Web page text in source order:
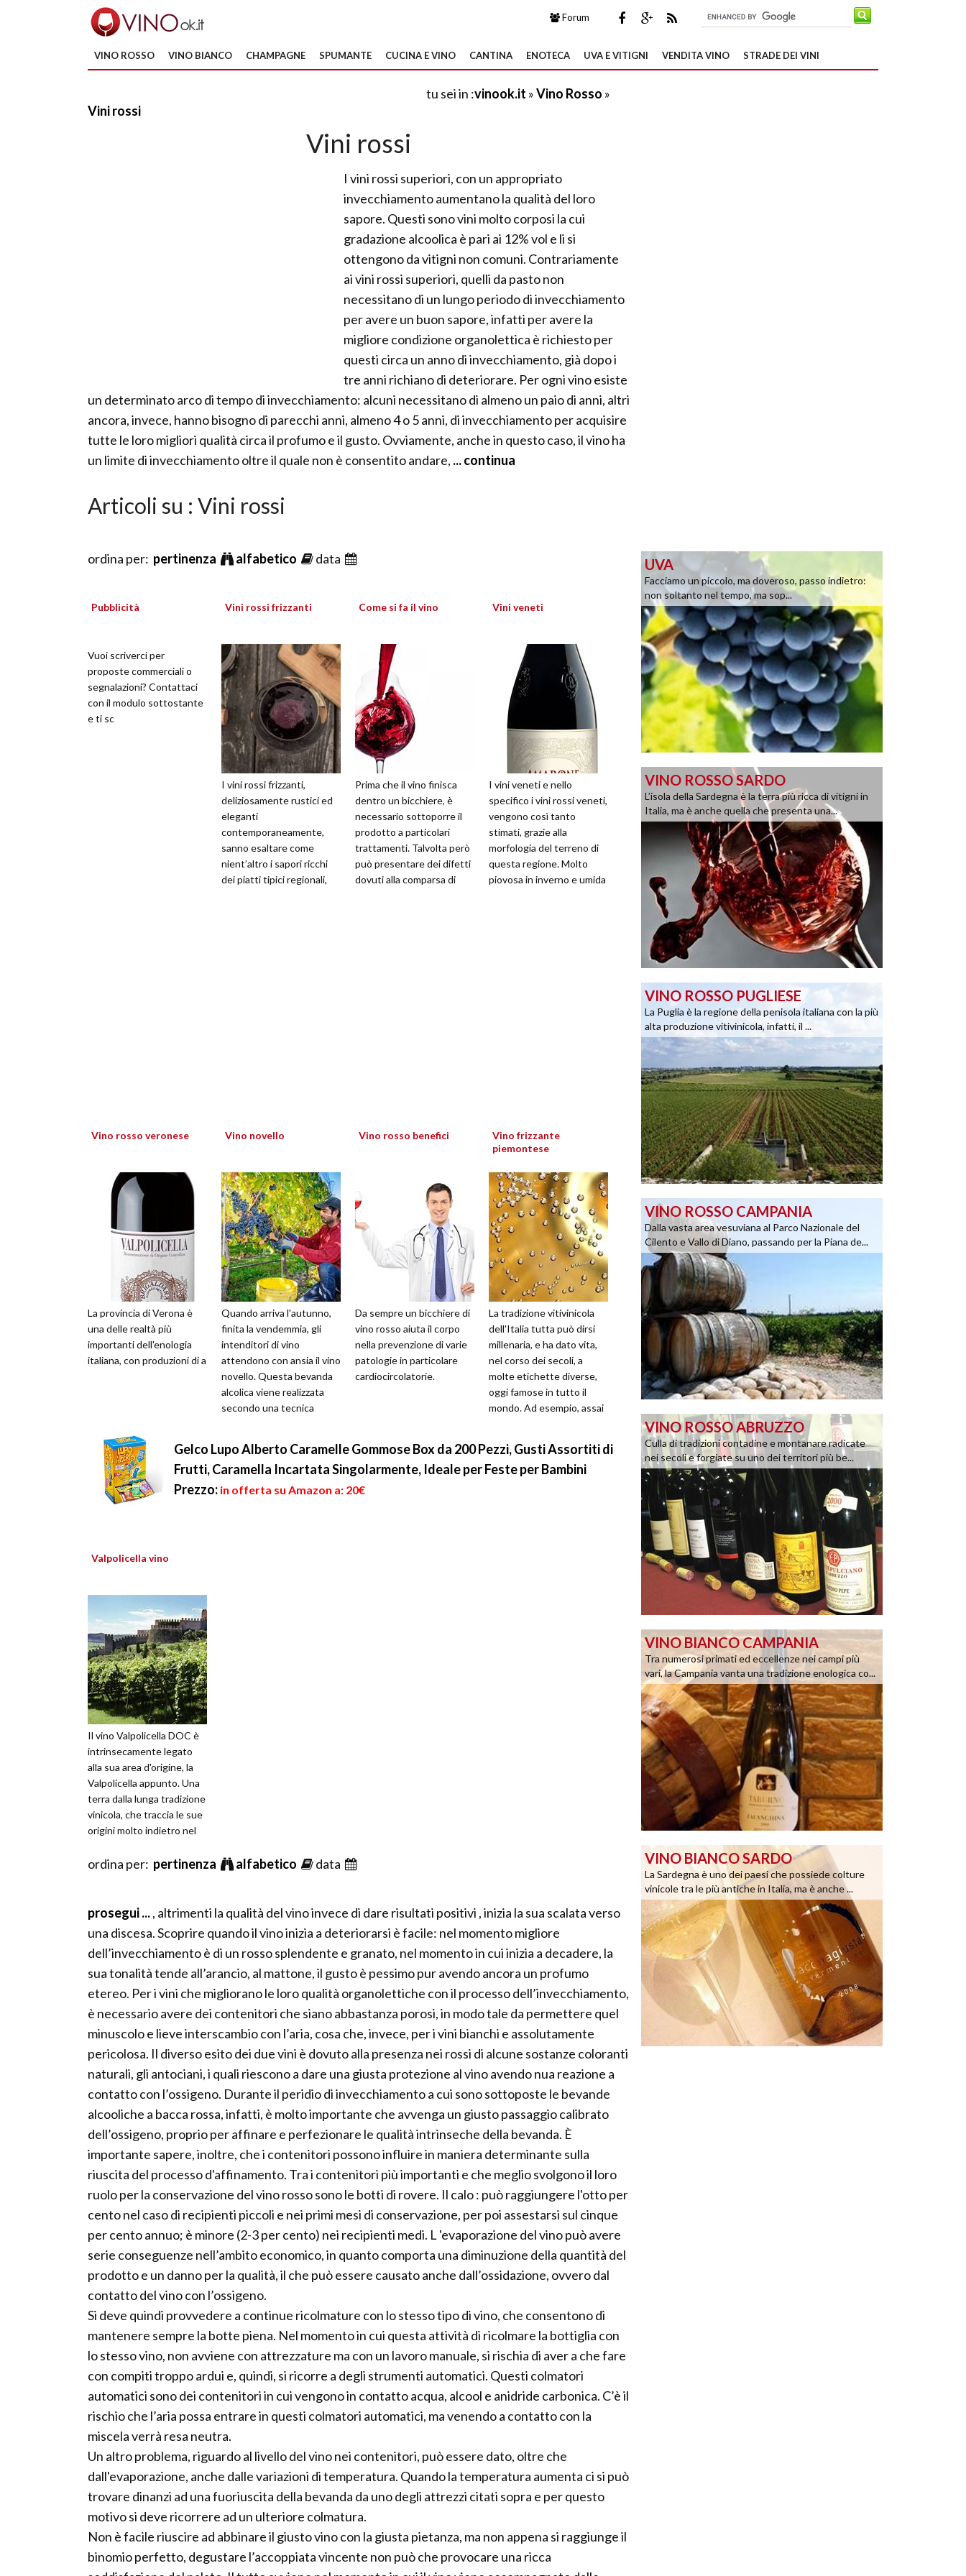
Forum
VINO ROSSO VINO BIANCO CHAMPAGNE SPUMANTE CUCINA E VINO CANTINA ENOTECA UVA E VITIGNI VENDITA VINO STRADE DEI VINI
tu sei in :vinook.it »Vino Rosso »
Vini rossi
Vini rossi
I vini rossi superiori, con un appropriato
invecchiamento aumentano la qualità del loro
sapore. Questi sono vini molto corposi la cui
gradazione alcoolica è pari ai 12% vol e li si
ottengono da vitigni non comuni. Contrariamente
ai vini rossi superiori, quelli da pasto non
necessitano di un lungo periodo di invecchiamento
per avere un buon sapore, infatti per avere la
migliore condizione organolettica è richiesto per
questi circa un anno di invecchiamento, già dopo i
tre anni richiano di deteriorare. Per ogni vino esiste
un determinato arco di tempo di invecchiamento: alcuni necessitano di almeno un paio di anni, altri
ancora, invece, hanno bisogno di parecchi anni, almeno 4 o 5 anni, di invecchiamento per acquisire
tutte le loro migliori qualità circa il profumo e il gusto. Ovviamente, anche in questo caso, il vino ha
un limite di invecchiamento oltre il quale non è consentito andare, ... continua
Articoli su : Vini rossi
ordina per: pertinenza alfabetico data
Pubblicità
Vuoi scriverci per
proposte commerciali o
segnalazioni? Contattaci
con il modulo sottostante
e ti sc
Vini rossi frizzanti
I vini rossi frizzanti,
deliziosamente rustici ed
eleganti
contemporaneamente,
sanno esaltare come
nient’altro i sapori ricchi
dei piatti tipici regionali,
Come si fa il vino
Prima che il vino finisca
dentro un bicchiere, è
necessario sottoporre il
prodotto a particolari
trattamenti. Talvolta però
può presentare dei difetti
dovuti alla comparsa di
Vini veneti
I vini veneti e nello
specifico i vini rossi veneti,
vengono così tanto
stimati, grazie alla
morfologia del terreno di
questa regione. Molto
piovosa in inverno e umida
Vino rosso veronese
La provincia di Verona è
una delle realtà più
importanti dell'enologia
italiana, con produzioni di a
Vino novello
Quando arriva l'autunno,
finita la vendemmia, gli
intenditori di vino
attendono con ansia il vino
novello. Questa bevanda
alcolica viene realizzata
secondo una tecnica
Vino rosso benefici
Da sempre un bicchiere di
vino rosso aiuta il corpo
nella prevenzione di varie
patologie in particolare
cardiocircolatorie.
Vino frizzante
piemontese
La tradizione vitivinicola
dell'Italia tutta può dirsi
millenaria, e ha dato vita,
nel corso dei secoli, a
molte etichette diverse,
oggi famose in tutto il
mondo. Ad esempio, assai
Gelco Lupo Alberto Caramelle Gommose Box da 200 Pezzi, Gusti Assortiti di
Frutti, Caramella Incartata Singolarmente, Ideale per Feste per Bambini
Prezzo: in offerta su Amazon a: 20€
Valpolicella vino
Il vino Valpolicella DOC è
intrinsecamente legato
alla sua area d'origine, la
Valpolicella appunto. Una
terra dalla lunga tradizione
vinicola, che traccia le sue
origini molto indietro nel
ordina per: pertinenza alfabetico data
prosegui ..., altrimenti la qualità del vino invece di dare risultati positivi , inizia la sua scalata verso
una discesa. Scoprire quando il vino inizia a deteriorarsi è facile: nel momento migliore
dell’invecchiamento è di un rosso splendente e granato, nel momento in cui inizia a decadere, la
sua tonalità tende all’arancio, al mattone, il gusto è pessimo pur avendo ancora un profumo
etereo. Per i vini che migliorano le loro qualità organolettiche con il processo dell’invecchiamento,
è necessario avere dei contenitori che siano abbastanza porosi, in modo tale da permettere quel
minuscolo e lieve interscambio con l’aria, cosa che, invece, per i vini bianchi e assolutamente
pericolosa. Il diverso esito dei due vini è dovuto alla presenza nei rossi di alcune sostanze coloranti
naturali, gli antociani, i quali riescono a dare una giusta protezione al vino avendo nua reazione a
contatto con l’ossigeno. Durante il peridio di invecchiamento a cui sono sottoposte le bevande
alcooliche a bacca rossa, infatti, è molto importante che avvenga un giusto passaggio calibrato
dell’ossigeno, proprio per affinare e perfezionare le qualità intrinseche della bevanda. È
importante sapere, inoltre, che i contenitori possono influire in maniera determinante sulla
riuscita del processo d'affinamento. Tra i contenitori più importanti e che meglio svolgono il loro
ruolo per la conservazione del vino rosso sono le botti di rovere. Il calo : può raggiungere l'otto per
cento nel caso di recipienti piccoli e nei primi mesi di conservazione, per poi assestarsi sul cinque
per cento annuo; è minore (2-3 per cento) nei recipienti medi. L 'evaporazione del vino può avere
serie conseguenze nell’ambito economico, in quanto comporta una diminuzione della quantità del
prodotto e un danno per la qualità, il che può essere causato anche dall’ossidazione, ovvero dal
contatto del vino con l’ossigeno.
Si deve quindi provvedere a continue ricolmature con lo stesso tipo di vino, che consentono di
mantenere sempre la botte piena. Nel momento in cui questa attività di ricolmare la bottiglia con
lo stesso vino, non avviene con attrezzature ma con un lavoro manuale, si rischia di aver a che fare
con compiti troppo ardui e, quindi, si ricorre a degli strumenti automatici. Questi colmatori
automatici sono dei contenitori in cui vengono in contatto acqua, alcool e anidride carbonica. C’è il
rischio che l’aria possa entrare in questi colmatori automatici, ma venendo a contatto con la
miscela verrà resa neutra.
Un altro problema, riguardo al livello del vino nei contenitori, può essere dato, oltre che
dall'evaporazione, anche dalle variazioni di temperatura. Quando la temperatura aumenta ci si può
trovare dinanzi ad una fuoriuscita della bevanda da uno degli attrezzi citati sopra e per questo
motivo si deve ricorrere ad un ulteriore colmatura.
Non è facile riuscire ad abbinare il giusto vino con la giusta pietanza, ma non appena si raggiunge il
binomio perfetto, degustare l’accoppiata vincente non può che provocare una ricca
UVA
Facciamo un piccolo, ma doveroso, passo indietro:
non soltanto nel tempo, ma sop...
VINO ROSSO SARDO
L’isola della Sardegna è la terra più ricca di vitigni in
Italia, ma è anche quella che presenta una...
VINO ROSSO PUGLIESE
La Puglia è la regione della penisola italiana con la più
alta produzione vitivinicola, infatti, il ...
VINO ROSSO CAMPANIA
Dalla vasta area vesuviana al Parco Nazionale del
Cilento e Vallo di Diano, passando per la Piana de...
VINO ROSSO ABRUZZO
Culla di tradizioni contadine e montanare radicate
nei secoli e forgiate su uno dei territori più be...
VINO BIANCO CAMPANIA
Tra numerosi primati ed eccellenze nei campi più
vari, la Campania vanta una tradizione enologica co...
VINO BIANCO SARDO
La Sardegna è uno dei paesi che possiede colture
vinicole tra le più antiche in Italia, ma è anche ...